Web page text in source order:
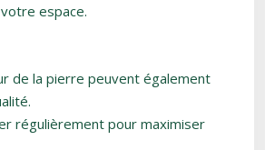
espace.
de la pierre peuvent également
régulièrement pour maximiser